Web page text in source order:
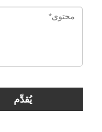
يُقدِّم